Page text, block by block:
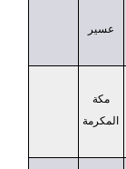
عسير
مكة
المكرمة